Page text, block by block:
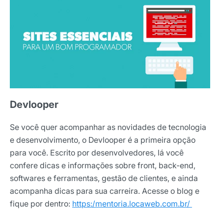
Devlooper
Se você quer acompanhar as novidades de tecnologia
e desenvolvimento, o Devlooper é a primeira opção
para você. Escrito por desenvolvedores, lá você
confere dicas e informações sobre front, back-end,
softwares e ferramentas, gestão de clientes, e ainda
acompanha dicas para sua carreira. Acesse o blog e
fique por dentro: https:/mentoria.locaweb.com.br/